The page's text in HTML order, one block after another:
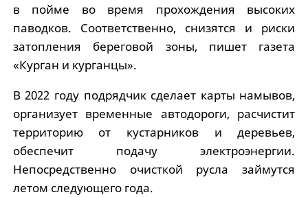
в пойме во время прохождения высоких
паводков. Соответственно, снизятся и риски
затопления береговой зоны, пишет газета
«Курган и курганцы».
В 2022 году подрядчик сделает карты намывов,
организует временные автодороги, расчистит
территорию от кустарников и деревьев,
обеспечит подачу электроэнергии.
Непосредственно очисткой русла займутся
летом следующего года.